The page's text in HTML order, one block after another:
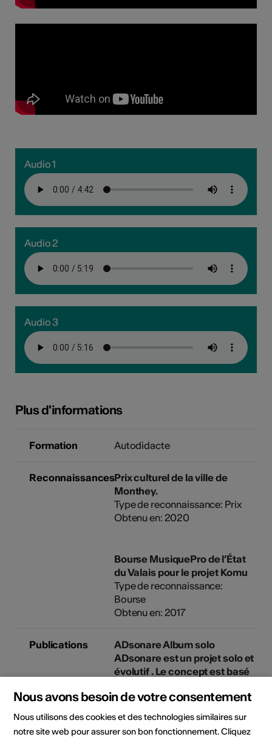
Audio 1
Audio 2
Audio 3
Plus d'informations
Formation Autodidacte
ReconnaissancesPrix culturel de la ville de
Monthey.
Type de reconnaissance: Prix
Obtenu en: 2020
Bourse MusiquePro de l’État
du Valais pour le projet Komu
Type de reconnaissance:
Bourse
Obtenu en: 2017
Publications
ADsonare Album solo
ADsonare est un projet solo et
évolutif . Le concept est basé
communication dans toutes
ses formes. Adsonare
cherche à toucher le public
Nous avons besoin de votre consentement
Nous utilisons des cookies et des technologies similaires sur
notre site web pour assurer son bon fonctionnement. Cliquez